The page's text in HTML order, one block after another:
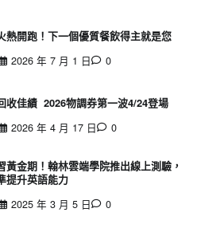
熱開跑！下一個優質餐飲得主就是您
2026 年 7 月 1 日 0
收佳績 2026物調券第一波4/24登場
2026 年 4 月 17 日 0
黃金期！翰林雲端學院推出線上測驗，
提升英語能力
2025 年 3 月 5 日 0